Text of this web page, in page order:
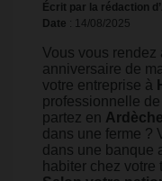
Écrit par la rédaction
Date : 14/08/2025
Vous vous rendez
anniversaire de
votre entreprise à
professionnelle
partez en Ardèche
dans une ferme ?
dans une banque
habiter chez votre